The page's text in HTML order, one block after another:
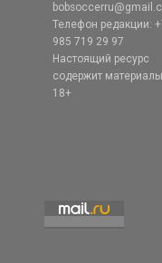
Телефон редакции:
985 719 29 97
Настоящий ресурс
содержит
18+